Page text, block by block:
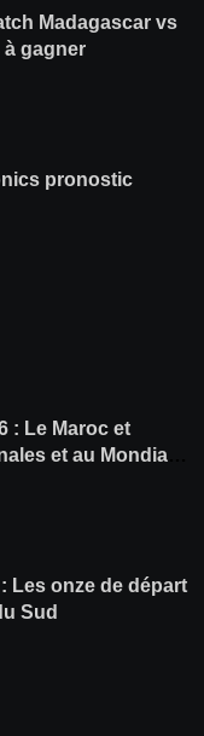
Madagascar vs
à gagner
pronostic
: Le Maroc et
et au Mondial
Les onze de départ
Sud